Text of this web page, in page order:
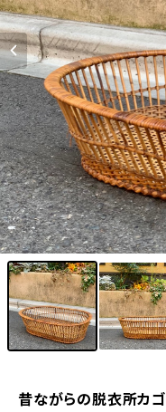
昔ながらの脱衣所カゴ